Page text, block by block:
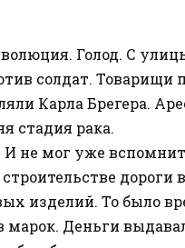
Голод. С
солдат. Товарищи
Карла Брегера.
стадия рака.
И не мог уже
строительстве
изделий. То было
марок. Деньги